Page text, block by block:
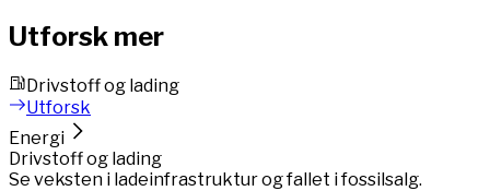
Utforsk mer
Drivstoff og lading
Utforsk
Energi
Drivstoff og lading
Se veksten i ladeinfrastruktur og fallet i fossilsalg.